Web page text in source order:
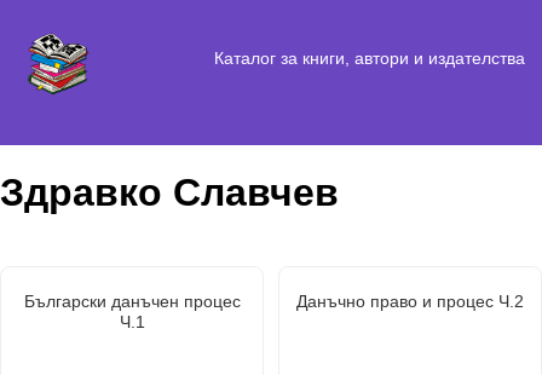
Каталог за книги, автори и издателства
Здравко Славчев
Български данъчен процес
Ч.1
Данъчно право и процес Ч.2